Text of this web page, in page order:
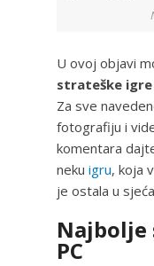
U ovoj objavi
strateške igre
Za sve
fotografiju i
komentara
neku igru, koja
je ostala u
Najbolje
PC